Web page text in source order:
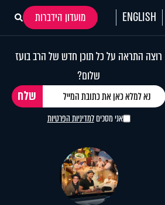
ENGLISH
מועדון הידברות
רוצה התראה על כל תוכן חדש של הרב בועז
שלום?
אני מסכיםלמדיניות הפרטיות